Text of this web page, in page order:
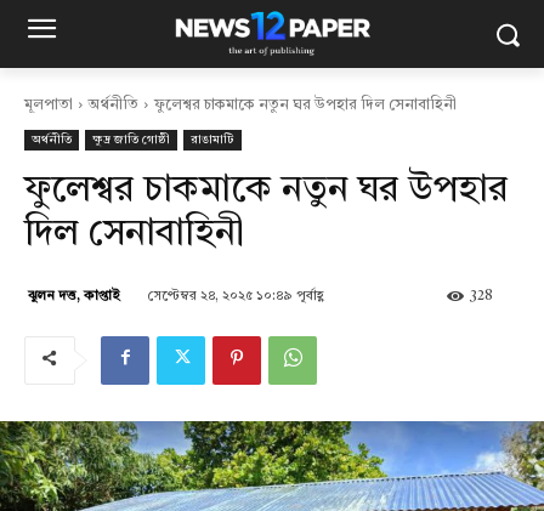
মূলপাতা অর্থনীতি ফুলেশ্বর চাকমাকে নতুন ঘর উপহার দিল সেনাবাহিনী
অর্থনীতি ক্ষুদ্র জাতি গোষ্ঠী রাঙামাটি
ফুলেশ্বর চাকমাকে নতুন ঘর উপহার
দিল সেনাবাহিনী
ঝুলন দত্ত, কাপ্তাই সেপ্টেম্বর ২৪, ২০২৫ ১০:৪৯ পূর্বাহ্ণ 328